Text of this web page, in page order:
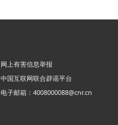
网上有害信息举报
中国互联网联合辟谣平台
电子邮箱：4008000088@cnr.cn